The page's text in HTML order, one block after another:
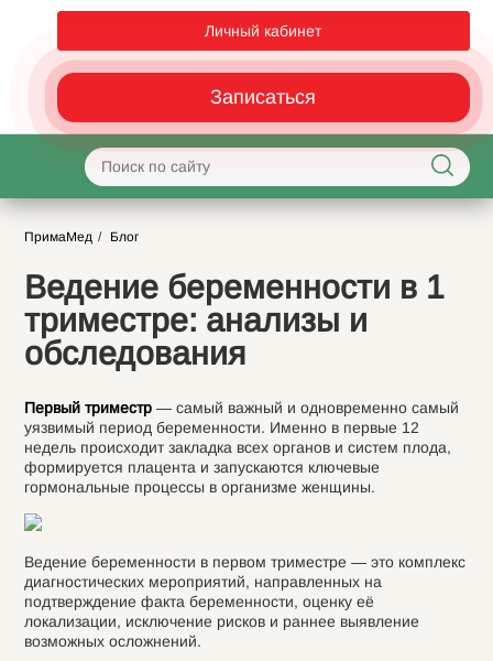
Личный кабинет
Записаться
ПримаМед Блог
Ведение беременности в 1
триместре: анализы и
обследования
Первый триместр— самый важный и одновременно самый
уязвимый период беременности. Именно в первые 12
недель происходит закладка всех органов и систем плода,
формируется плацента и запускаются ключевые
гормональные процессы в организме женщины.
Ведение беременности в первом триместре — это комплекс
диагностических мероприятий, направленных на
подтверждение факта беременности, оценку её
локализации, исключение рисков и раннее выявление
возможных осложнений.